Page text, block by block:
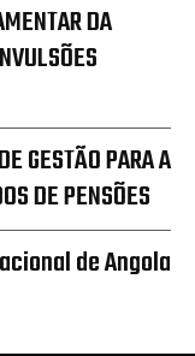
DA
GESTÃO PARA A
DE PENSÕES
de Angola